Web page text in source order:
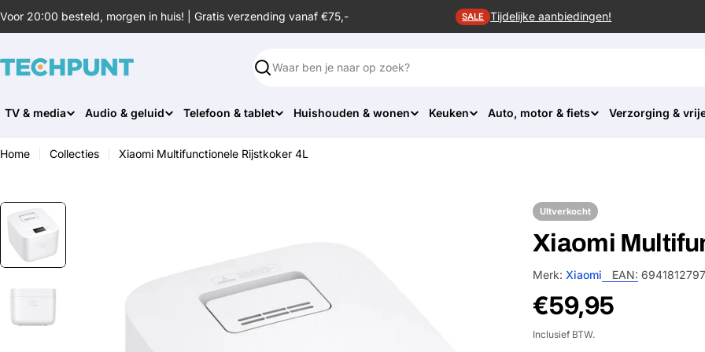
naar
inhoud
Voor 20:00 besteld, morgen in huis! | Gratis verzending vanaf €75,- SALE Tijdelijke aanbiedingen!
Zoeken
TV & media Audio & geluid Telefoon & tablet Huishouden & wonen Keuken Auto, motor & fiets Verzorging &
Home Collecties Xiaomi Multifunctionele Rijstkoker 4L
UItverkocht
Xiaomi
Merk: Xiaomi EAN:
Normale
prijs
€59,95
Inclusief BTW.